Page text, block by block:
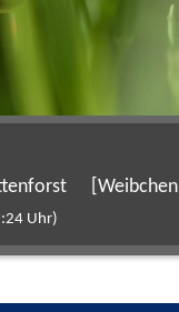
[Weibchen]
Uhr)